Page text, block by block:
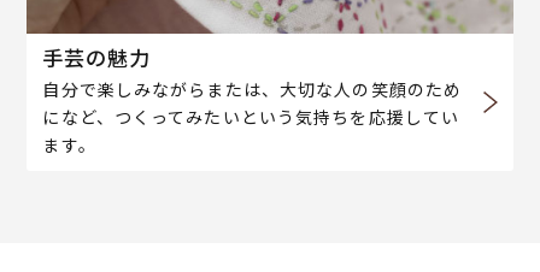
手芸の魅力
自分で楽しみながらまたは、大切な人の笑顔のため
になど、つくってみたいという気持ちを応援してい
ます。